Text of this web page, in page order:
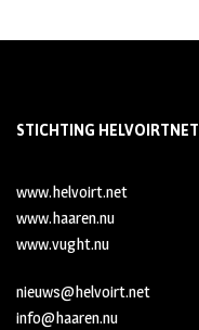
STICHTING HELVOIRTNET
www.helvoirt.net
www.haaren.nu
www.vught.nu
nieuws@helvoirt.net
info@haaren.nu